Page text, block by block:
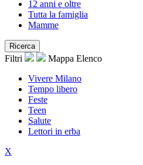
12 anni e oltre
Tutta la famiglia
Mamme
Ricerca
Filtri Mappa Elenco
Vivere Milano
Tempo libero
Feste
Teen
Salute
Lettori in erba
X